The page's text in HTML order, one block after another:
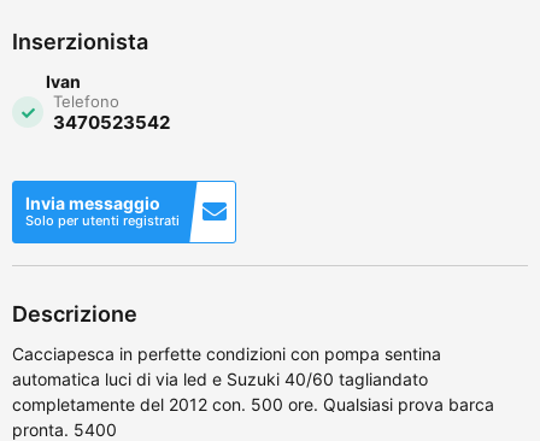
Inserzionista
Ivan
Telefono
3470523542
Invia messaggio
Solo per utenti registrati
Descrizione
Cacciapesca in perfette condizioni con pompa sentina
automatica luci di via led e Suzuki 40/60 tagliandato
completamente del 2012 con. 500 ore. Qualsiasi prova barca
pronta. 5400